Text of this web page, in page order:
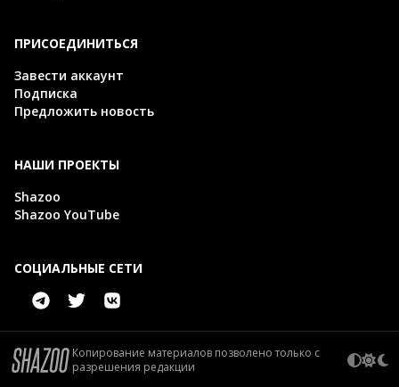
ПРИСОЕДИНИТЬСЯ
Завести аккаунт
Подписка
Предложить новость
НАШИ ПРОЕКТЫ
Shazoo
Shazoo YouTube
СОЦИАЛЬНЫЕ СЕТИ
Копирование материалов позволено только с
разрешения редакции